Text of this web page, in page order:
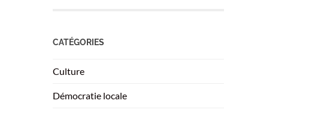
CATÉGORIES
Culture
Démocratie locale